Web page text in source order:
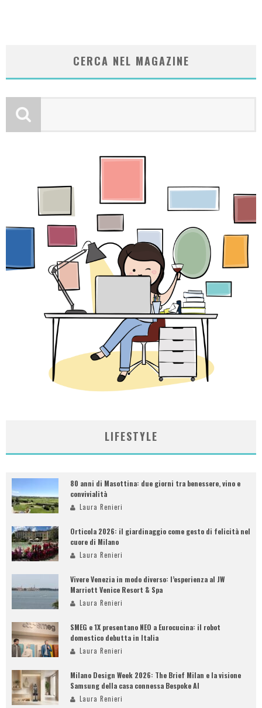
CERCA NEL MAGAZINE
LIFESTYLE
80 anni di Masottina: due giorni tra benessere, vino e
convivialità
Laura Renieri
Orticola 2026: il giardinaggio come gesto di felicità nel
cuore di Milano
Laura Renieri
Vivere Venezia in modo diverso: l’esperienza al JW
Marriott Venice Resort & Spa
Laura Renieri
SMEG e 1X presentano NEO a Eurocucina: il robot
domestico debutta in Italia
Laura Renieri
Milano Design Week 2026: The Brief Milan e la visione
Samsung della casa connessa Bespoke AI
Laura Renieri